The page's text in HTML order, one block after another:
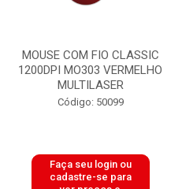
MOUSE COM FIO CLASSIC
1200DPI MO303 VERMELHO
MULTILASER
Código: 50099
Faça seu login ou
cadastre-se para